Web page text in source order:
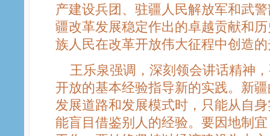
产建设兵团、驻疆人民解放军和武
疆改革发展稳定作出的卓越贡献和
族人民在改革开放伟大征程中创造
王乐泉强调，深刻领会讲话精神
开放的基本经验指导新的实践。新
发展道路和发展模式时，只能从自
能盲目借鉴别人的经验。要因地制